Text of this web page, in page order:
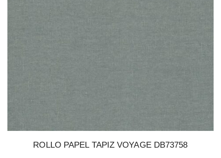
ROLLO PAPEL TAPIZ VOYAGE DB73758